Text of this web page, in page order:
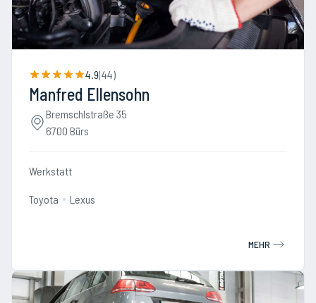
4.9(44)
Manfred Ellensohn
Bremschlstraße 35
6700 Bürs
Werkstatt
Toyota Lexus
MEHR